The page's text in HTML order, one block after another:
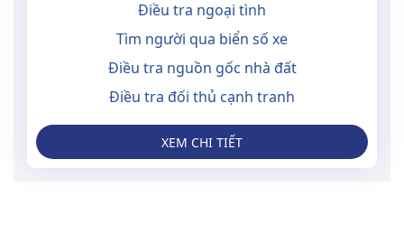
Điều tra ngoại tình
Tìm người qua biển số xe
Điều tra nguồn gốc nhà đất
Điều tra đối thủ cạnh tranh
XEM CHI TIẾT